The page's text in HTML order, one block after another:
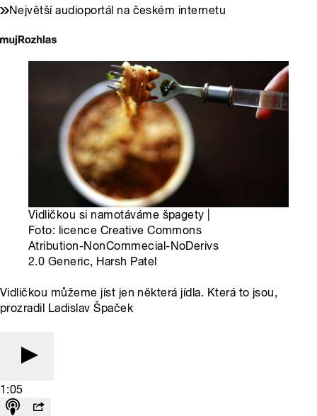
Největší audioportál na českém internetu
Vidličkou si namotáváme špagety |
Foto: licence Creative Commons
Atribution-NonCommecial-NoDerivs
2.0 Generic, Harsh Patel
Vidličkou můžeme jíst jen některá jídla. Která to jsou,
prozradil Ladislav Špaček
1:05